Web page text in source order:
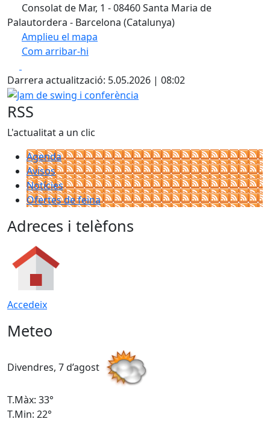
Consolat de Mar, 1 - 08460 Santa Maria de
Palautordera - Barcelona (Catalunya)
Amplieu el mapa
Com arribar-hi
+
−
Darrera actualització: 5.05.2026 | 08:02
Jam de swing i conferència
RSS
L'actualitat a un clic
Agenda
Avisos
Notícies
Ofertes de feina
Adreces i telèfons
Accedeix
Meteo
Divendres, 7 d’agost
T.Màx: 33°
T.Min: 22°